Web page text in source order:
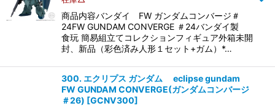
商品内容バンダイ FW ガンダムコンバージ＃
24FW GUNDAM CONVERGE ＃24バンダイ製
食玩 簡易組立てコレクションフィギュア外箱未開
封、新品（彩色済み人形１セット+ガム）*…
300. エクリプス ガンダム eclipse gundam
FW GUNDAM CONVERGE(ガンダムコンバージ
＃26) [GCNV300]